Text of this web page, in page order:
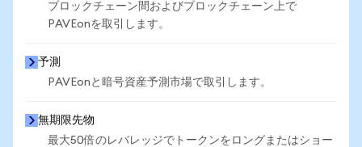
ブロックチェーン間およびブロックチェーン上で
PAVEonを取引します。
予測
PAVEonと暗号資産予測市場で取引します。
無期限先物
最大50倍のレバレッジでトークンをロングまたはショー